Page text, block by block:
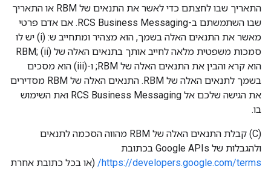
התאריך שבו לחצתם כדי לאשר את התנאים של RBM או התאריך
שבו השתמשתם ב-RCS Business Messaging. אם אדם פרטי
מאשר את התנאים האלה בשמך, הוא מצהיר ומתחייב ש: (i) יש לו
סמכות משפטית מלאה לחייב אותך בתנאים האלה של RBM; (ii)
הוא קרא והבין את התנאים האלה של RBM; ו-(iii) הוא מסכים
בשמך לתנאים האלה של RBM. התנאים האלה של RBM מסדירים
את הגישה שלכם אל RCS Business Messaging ואת השימוש
בו.
(C) קבלת התנאים האלה של RBM מהווה הסכמה לתנאים
ולהגבלות של Google APIs בכתובת
https://developers.google.com/terms/ (או בכל כתובת אחרת